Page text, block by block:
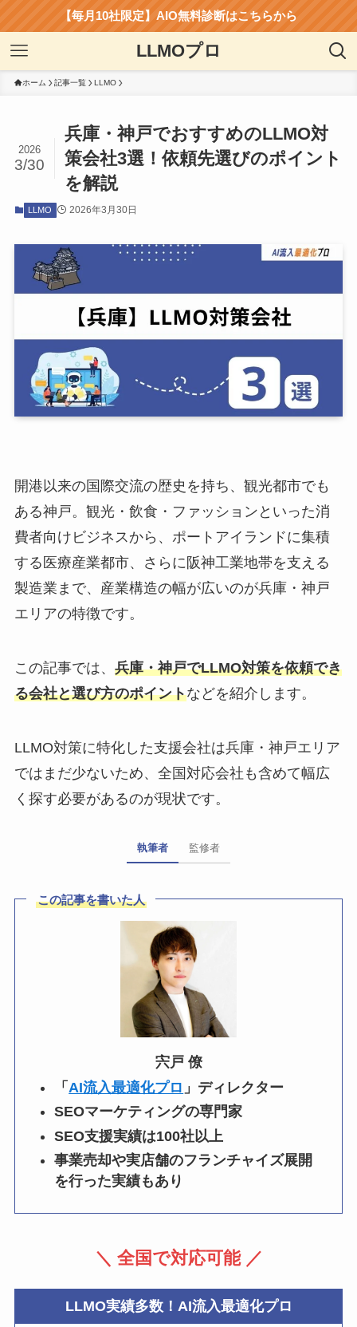
【毎月10社限定】AIO無料診断はこちらから
LLMOプロ
ホーム 記事一覧 LLMO
兵庫・神戸でおすすめのLLMO対
策会社3選！依頼先選びのポイント
を解説
2026
3/30
LLMO 2026年3月30日
開港以来の国際交流の歴史を持ち、観光都市でも
ある神戸。観光・飲食・ファッションといった消
費者向けビジネスから、ポートアイランドに集積
する医療産業都市、さらに阪神工業地帯を支える
製造業まで、産業構造の幅が広いのが兵庫・神戸
エリアの特徴です。
この記事では、 兵庫・神戸でLLMO対策を依頼でき
る会社と選び方のポイントなどを紹介します。
LLMO対策に特化した支援会社は兵庫・神戸エリア
ではまだ少ないため、全国対応会社も含めて幅広
く探す必要があるのが現状です。
執筆者 監修者
この記事を書いた人
宍戸 僚
「 AI流入最適化プロ 」ディレクター
SEOマーケティングの専門家
SEO支援実績は100社以上
事業売却や実店舗のフランチャイズ展開
を行った実績もあり
＼ 全国で対応可能 ／
LLMO実績多数！AI流入最適化プロ